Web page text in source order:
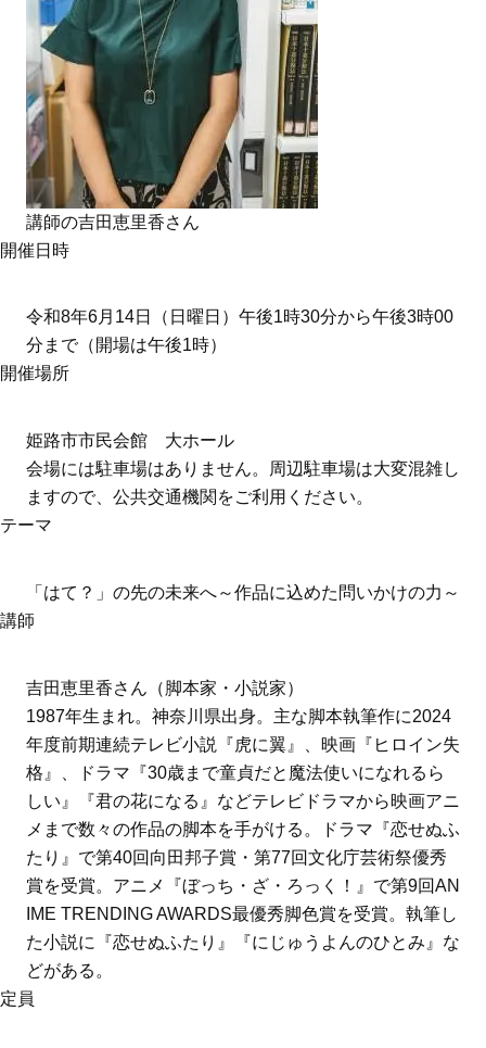
講師の吉田恵里香さん
開催日時
令和8年6月14日（日曜日）午後1時30分から午後3時00
分まで（開場は午後1時）
開催場所
姫路市市民会館 大ホール
会場には駐車場はありません。周辺駐車場は大変混雑し
ますので、公共交通機関をご利用ください。
テーマ
「はて？」の先の未来へ～作品に込めた問いかけの力～
講師
吉田恵里香さん（脚本家・小説家）
1987年生まれ。神奈川県出身。主な脚本執筆作に2024
年度前期連続テレビ小説『虎に翼』、映画『ヒロイン失
格』、ドラマ『30歳まで童貞だと魔法使いになれるら
しい』『君の花になる』などテレビドラマから映画アニ
メまで数々の作品の脚本を手がける。ドラマ『恋せぬふ
たり』で第40回向田邦子賞・第77回文化庁芸術祭優秀
賞を受賞。アニメ『ぼっち・ざ・ろっく！』で第9回AN
IME TRENDING AWARDS最優秀脚色賞を受賞。執筆し
た小説に『恋せぬふたり』『にじゅうよんのひとみ』な
どがある。
定員